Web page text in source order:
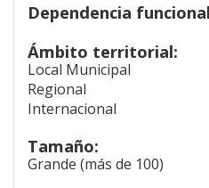
Dependencia
Ámbito territorial:
Local Municipal
Regional
Internacional
Tamaño:
Grande (más de 100)